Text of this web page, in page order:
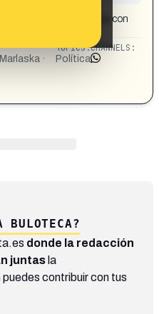
a diversas empresas con
·
TOPICS:
Política
CHANNELS:
BULOTECA?
donde la redacción
juntas la
contribuir con tus